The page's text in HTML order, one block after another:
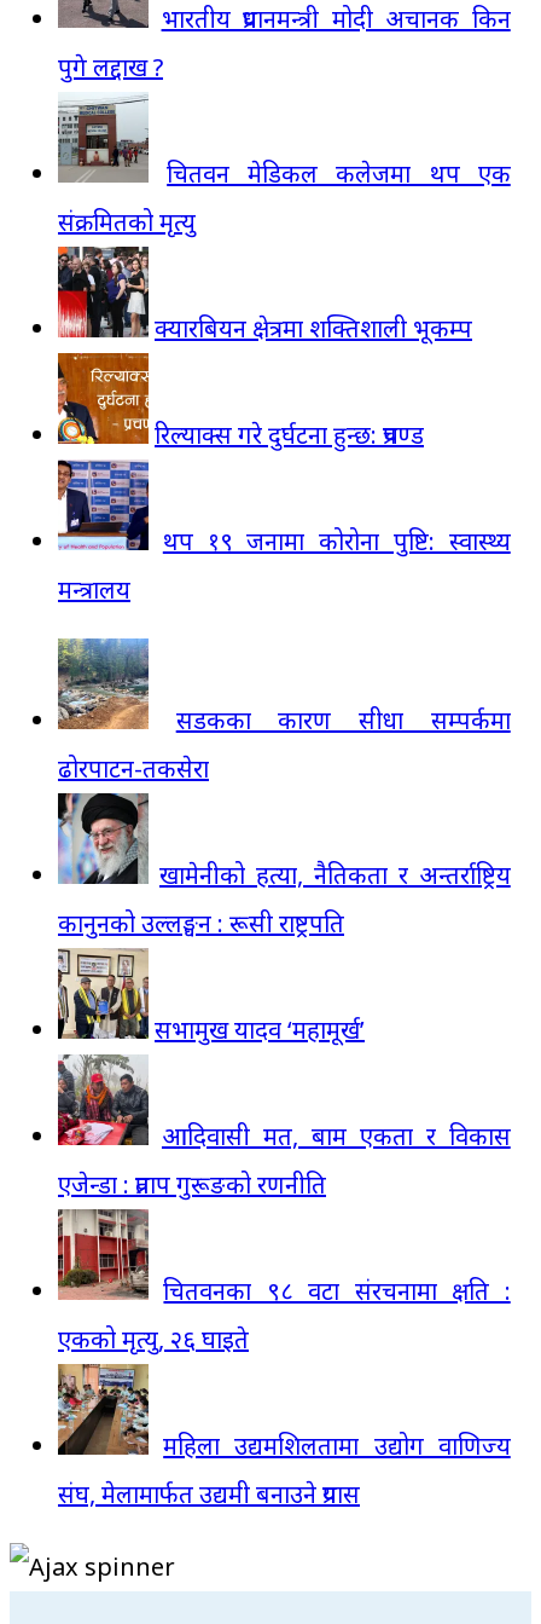
भारतीय प्रधानमन्त्री मोदी अचानक किन
पुगे लद्दाख ?
चितवन मेडिकल कलेजमा थप एक
संक्रमितको मृत्यु
क्यारबियन क्षेत्रमा शक्तिशाली भूकम्प
रिल्याक्स गरे दुर्घटना हुन्छ: प्रचण्ड
थप १९ जनामा कोरोना पुष्टि: स्वास्थ्य
मन्त्रालय
सडकका कारण सीधा सम्पर्कमा
ढोरपाटन-तकसेरा
खामेनीको हत्या, नैतिकता र अन्तर्राष्ट्रिय
कानुनको उल्लङ्घन : रूसी राष्ट्रपति
सभामुख यादव ‘महामूर्ख’
आदिवासी मत, बाम एकता र विकास
एजेन्डा : प्रताप गुरूङको रणनीति
चितवनका ९८ वटा संरचनामा क्षति :
एकको मृत्यु, २६ घाइते
महिला उद्यमशिलतामा उद्योग वाणिज्य
संघ, मेलामार्फत उद्यमी बनाउने प्रयास